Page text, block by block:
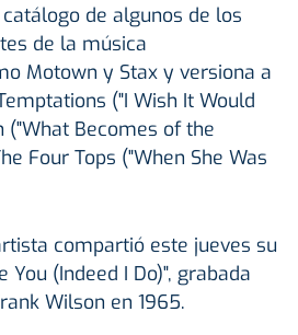
de algunos de los
de la música
Motown y Stax y versiona a
("I Wish It Would
("What Becomes of the
Four Tops ("When She Was
compartió este jueves su
You (Indeed I Do)", grabada
Wilson en 1965.